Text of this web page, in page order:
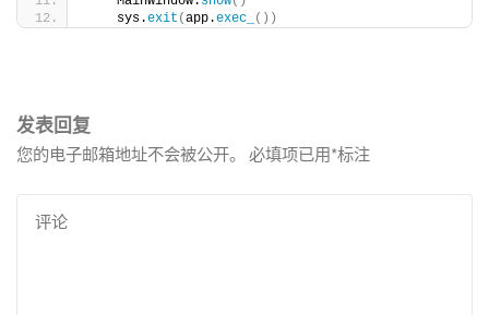
    sys.
exit (app.exec_ ())
发表回复
您的电子邮箱地址不会被公开。 必填项已用*标注